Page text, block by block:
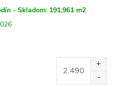
- Skladom: 191,961 m2